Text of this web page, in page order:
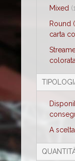
Mixed
Round
carta
A scelta